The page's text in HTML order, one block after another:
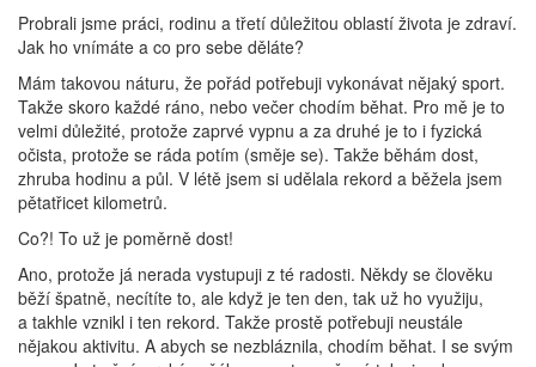
Probrali jsme práci, rodinu a třetí důležitou oblastí života je zdraví.
Jak ho vnímáte a co pro sebe děláte?
Mám takovou náturu, že pořád potřebuji vykonávat nějaký sport.
Takže skoro každé ráno, nebo večer chodím běhat. Pro mě je to
velmi důležité, protože zaprvé vypnu a za druhé je to i fyzická
očista, protože se ráda potím (směje se). Takže běhám dost,
zhruba hodinu a půl. V létě jsem si udělala rekord a běžela jsem
pětatřicet kilometrů.
Co?! To už je poměrně dost!
Ano, protože já nerada vystupuji z té radosti. Někdy se člověku
běží špatně, necítíte to, ale když je ten den, tak už ho využiju,
a takhle vznikl i ten rekord. Takže prostě potřebuji neustále
nějakou aktivitu. A abych se nezbláznila, chodím běhat. I se svým